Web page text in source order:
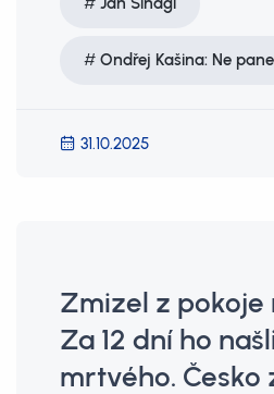
Ondřej Kašina: Ne
31.10.2025
Zmizel z pokoje
Za 12 dní ho
mrtvého. Česko